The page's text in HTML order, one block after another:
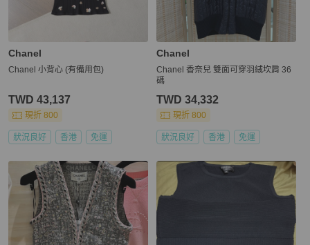
Chanel
Chanel 小背心 (有備用包)
TWD 43,137
現折 800
狀況良好 香港 免運
Chanel
Chanel 香奈兒 雙面可穿羽絨坎肩 36
碼
TWD 34,332
現折 800
狀況良好 香港 免運